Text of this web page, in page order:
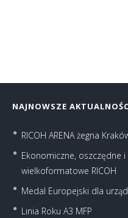
NAJNOWSZE
RICOH ARENA żegna
Ekonomiczne, oszczędne
wielkoformatowe RICOH
Medal Europejski dla
Linia Roku A3 MFP